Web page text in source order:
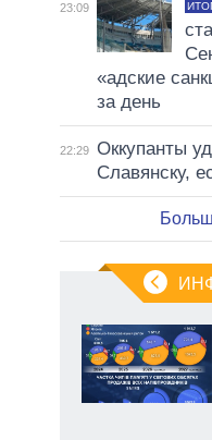
23:09
«адские
за день
22:29 Оккупанты
Славянску,